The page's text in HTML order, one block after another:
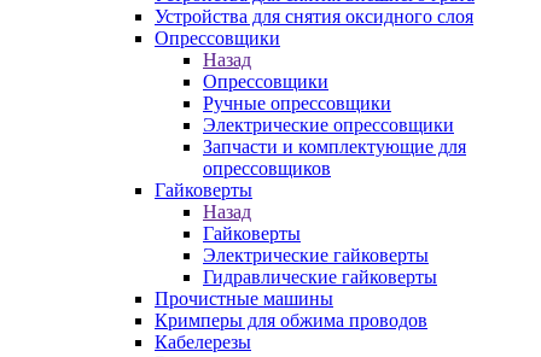
Устройства для снятия оксидного слоя
Опрессовщики
Назад
Опрессовщики
Ручные опрессовщики
Электрические опрессовщики
Запчасти и комплектующие для
опрессовщиков
Гайковерты
Назад
Гайковерты
Электрические гайковерты
Гидравлические гайковерты
Прочистные машины
Кримперы для обжима проводов
Кабелерезы